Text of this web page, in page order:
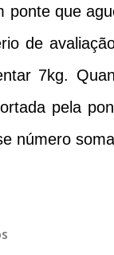
ponte que
de
7kg.
pela
número